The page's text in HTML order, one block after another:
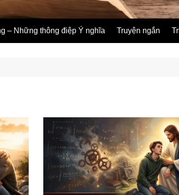
– Những thông điệp Ý nghĩa Truyện ngắn